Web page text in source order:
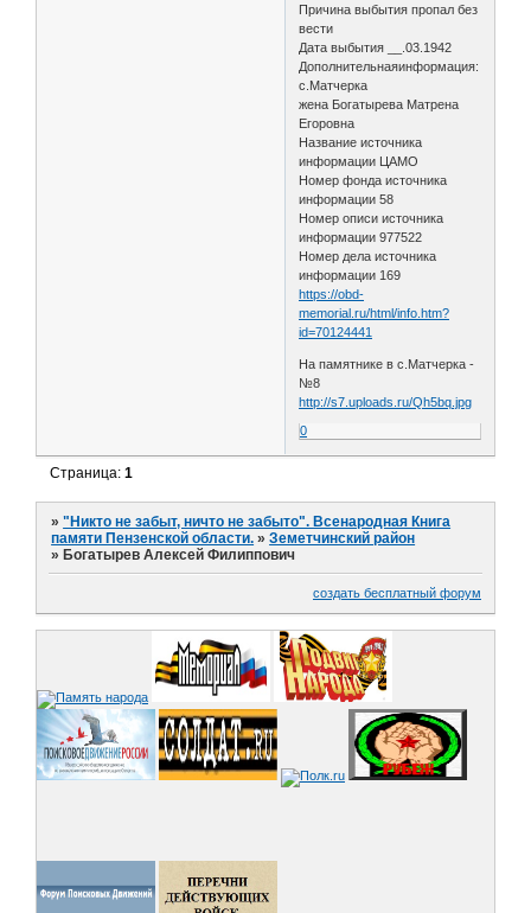
Причина выбытия пропал без
вести
Дата выбытия __.03.1942
Дополнительнаяинформация:
с.Матчерка
жена Богатырева Матрена
Егоровна
Название источника
информации ЦАМО
Номер фонда источника
информации 58
Номер описи источника
информации 977522
Номер дела источника
информации 169
https://obd-
memorial.ru/html/info.htm?
id=70124441
На памятнике в с.Матчерка -
№8
http://s7.uploads.ru/Qh5bq.jpg
0
Страница:1
»"Никто не забыт, ничто не забыто". Всенародная Книга
памяти Пензенской области. »Земетчинский район
» Богатырев Алексей Филиппович
создать бесплатный форум